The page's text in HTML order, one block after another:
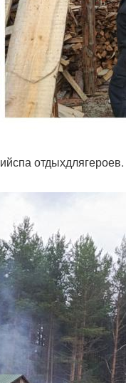
отдыхдлягероев.